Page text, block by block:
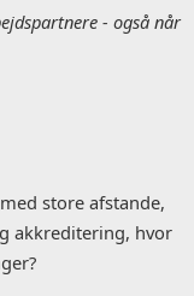
- også når
store afstande,
akkreditering, hvor